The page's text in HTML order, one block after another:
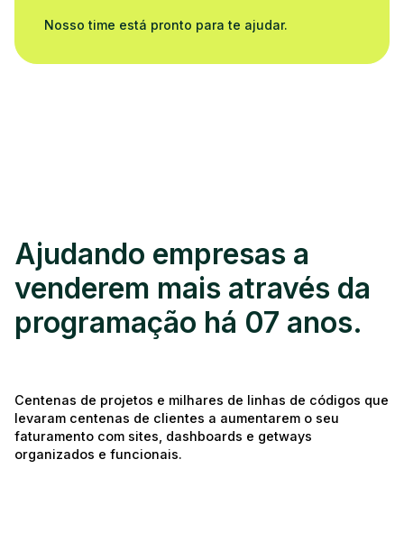
Nosso time está pronto para te ajudar.
Ajudando empresas a
venderem mais através da
programação há 07 anos.
Centenas de projetos e milhares de linhas de códigos que
levaram centenas de clientes a aumentarem o seu
faturamento com sites, dashboards e getways
organizados e funcionais.